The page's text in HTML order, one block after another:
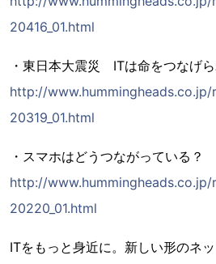
20416_01.html
・東日本大震災 ITは命をつなげら
http://
20319_01.html
・スマホはどうつながっている？
http://
20220_01.html
ITをもっと身近に。新しい形のネ